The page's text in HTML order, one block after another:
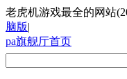
老虎机游戏最全的网站
脑版|
pa旗舰厅首页